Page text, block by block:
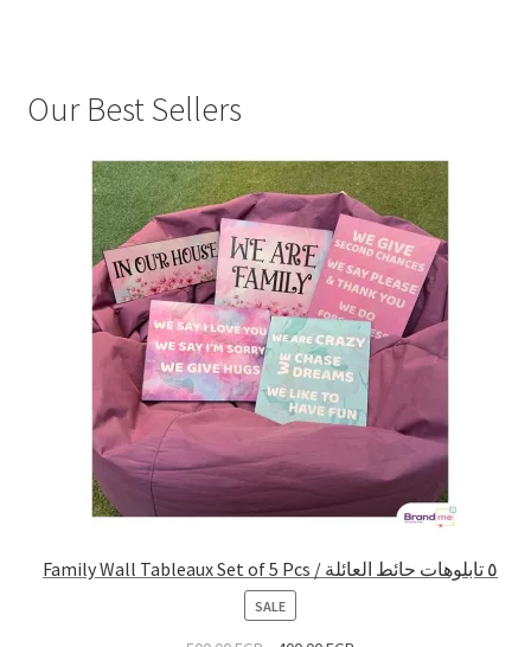
Our Best Sellers
Family Wall Tableaux Set of 5 Pcs / ٥ تابلوهات حائط العائلة
SALEPRODUCT
ON